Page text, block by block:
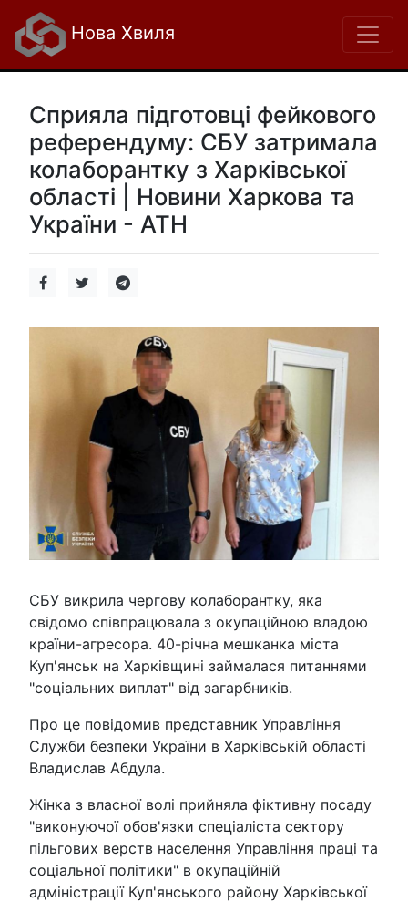
Нова Хвиля
Сприяла підготовці фейкового
референдуму: СБУ затримала
колаборантку з Харківської
області | Новини Харкова та
України - АТН
СБУ викрила чергову колаборантку, яка
свідомо співпрацювала з окупаційною владою
країни-агресора. 40-річна мешканка міста
Куп'янськ на Харківщині займалася питаннями
"соціальних виплат" від загарбників.
Про це повідомив представник Управління
Служби безпеки України в Харківській області
Владислав Абдула.
Жінка з власної волі прийняла фіктивну посаду
"виконуючої обов'язки спеціаліста сектору
пільгових верств населення Управління праці та
соціальної політики" в окупаційній
адміністрації Куп'янського району Харківської